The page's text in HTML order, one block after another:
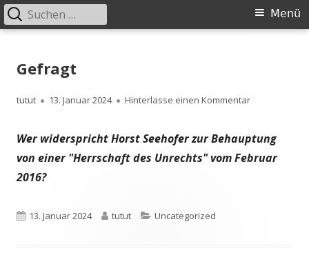
zum
Primäres
Menü
Suchen
nach:
Gefragt
Autor
tutut
Veröffentlicht
13. Januar 2024 Hinterlasse einen Kommentarzu Gefragt
Wer widerspricht Horst Seehofer zur Behauptung
von einer "Herrschaft des Unrechts" vom Februar
2016?
Veröffentlicht
13. Januar 2024 Autor
tutut Kategorien
Uncategorized